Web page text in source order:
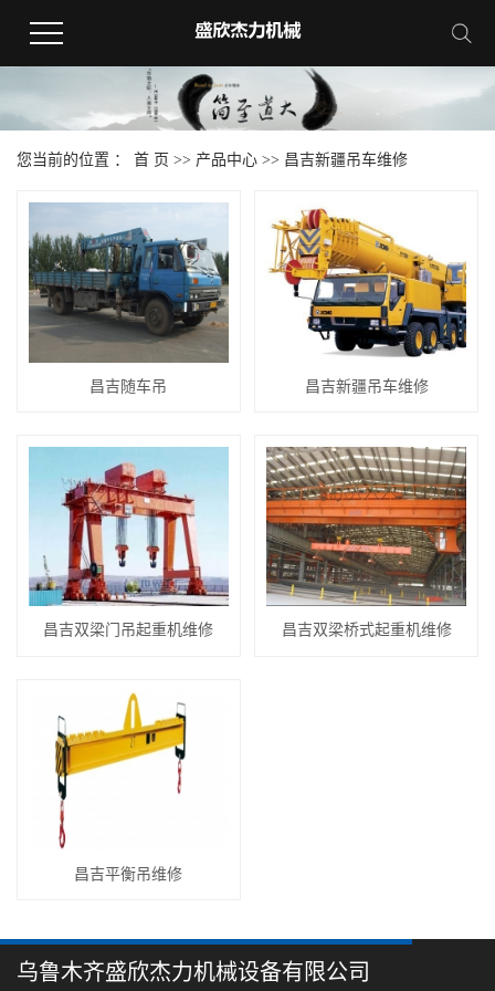
您当前的位置 ： 首 页 >> 产品中心 >> 昌吉新疆吊车维修
昌吉随车吊 昌吉新疆吊车维修
昌吉双梁门吊起重机维修 昌吉双梁桥式起重机维修
昌吉平衡吊维修
乌鲁木齐盛欣杰力机械设备有限公司